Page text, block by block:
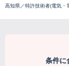
高知県／特許技術者(電気・
条件に